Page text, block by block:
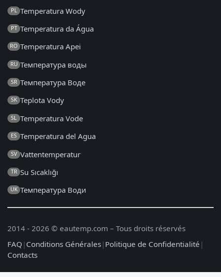
PL Temperatura Wody
PT Temperatura da Água
RO Temperatura Apei
RU Температура воды
SR Температура Воде
SK Teplota Vody
SL Temperatura Vode
ES Temperatura del Agua
SV Vattentemperatur
TR Su Sıcaklığı
UK Температура Води
2014 - 2026 © eautemp.com – Tous droits réservés
FAQ | Conditions Générales| Politique de Confidentialité |
Contacts